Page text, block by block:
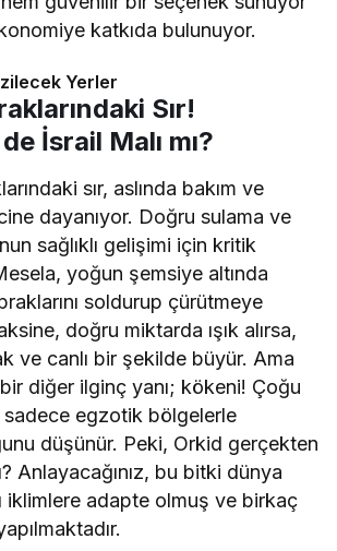
katkıda bulunuyor.
Yerler
Sır!
İsrail Malı mı?
sır, aslında bakım ve
dayanıyor. Doğru sulama ve
sağlıklı gelişimi için kritik
yoğun şemsiye altında
soldurup çürütmeye
doğru miktarda ışık alırsa,
ve canlı bir şekilde büyür. Ama
diğer ilginç yanı; kökeni! Çoğu
egzotik bölgelerle
düşünür. Peki, Orkid gerçekten
Anlayacağınız, bu bitki dünya
iklimlere adapte olmuş ve birkaç